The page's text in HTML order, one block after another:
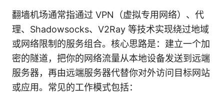
翻墙机场通常指通过 VPN（虚拟专用网络）、代
理、Shadowsocks、V2Ray 等技术实现绕过地域
或网络限制的服务组合。核心思路是：建立一个加
密的隧道，把你的网络流量从本地设备发送到远端
服务器，再由远端服务器代替你对外访问目标网站
或应用。常见的工作模式包括：